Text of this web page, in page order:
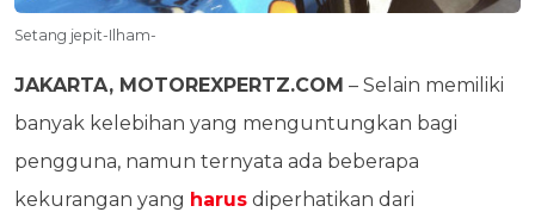
Setang jepit-Ilham-
JAKARTA, MOTOREXPERTZ.COM – Selain memiliki
banyak kelebihan yang menguntungkan bagi
pengguna, namun ternyata ada beberapa
kekurangan yang harus diperhatikan dari